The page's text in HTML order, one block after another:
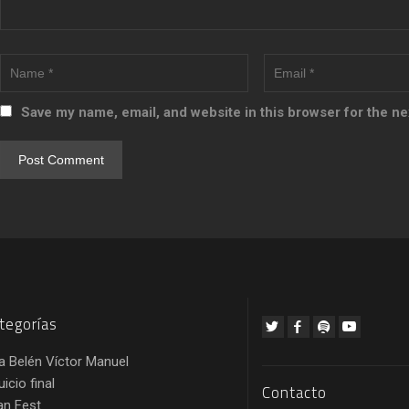
Save my name, email, and website in this browser for the
Belén Víctor Manuel
final
Fest
Contacto